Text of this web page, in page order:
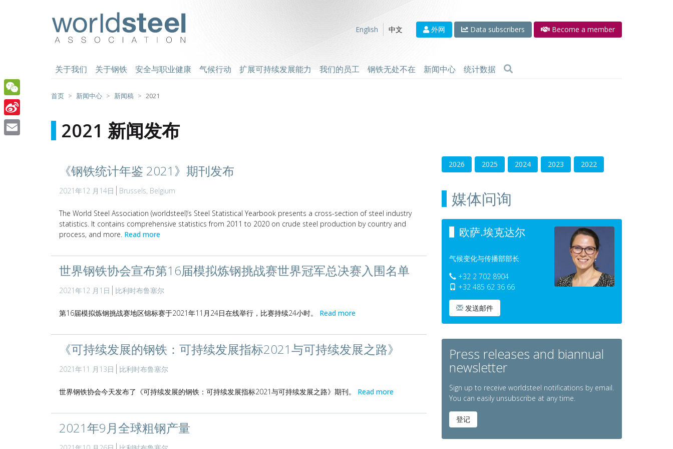
English
中文 外网 Data subscribers Become a member
关于我们 关于钢铁 安全与职业健康 气候行动 扩展可持续发展能力 我们的员工 钢铁无处不在 新闻中心 统计数据
首页 新闻中心 新闻稿 2021
2021 新闻发布
《钢铁统计年鉴 2021》期刊发布
2021年12 月14日 Brussels, Belgium
The World Steel Association (worldsteel)’s Steel Statistical Yearbook presents a cross-section of steel industry
statistics. It contains comprehensive statistics from 2011 to 2020 on crude steel production by country and
process, and more. Read more
世界钢铁协会宣布第16届模拟炼钢挑战赛世界冠军总决赛入围名单
2021年12 月1日 比利时布鲁塞尔
第16届模拟炼钢挑战赛地区锦标赛于2021年11月24日在线举行，比赛持续24小时。 Read more
《可持续发展的钢铁：可持续发展指标2021与可持续发展之路》
2021年11 月13日 比利时布鲁塞尔
世界钢铁协会今天发布了《可持续发展的钢铁：可持续发展指标2021与可持续发展之路》期刊。 Read more
2021年9月全球粗钢产量
2026 2025 2024 2023 2022
媒体问询
欧萨.埃克达尔
气候变化与传播部部长
+32 2 702 8904
+32 485 62 36 66
发送邮件
Press releases and biannual
newsletter
Sign up to receive worldsteel notifications by email.
You can easily unsubscribe at any time.
登记
WeChat
Sina